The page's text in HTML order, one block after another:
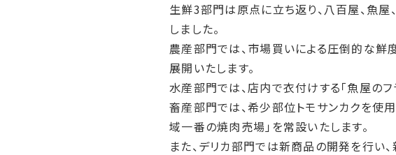
生鮮3部門は原点に立ち返り、八百屋、魚
しました。
農産部門では、市場買いによる圧倒的な鮮
展開いたします。
水産部門では、店内で衣付けする「魚屋のフ
畜産部門では、希少部位トモサンカクを使
域一番の焼肉売場」を常設いたします。
また、デリカ部門では新商品の開発を行い